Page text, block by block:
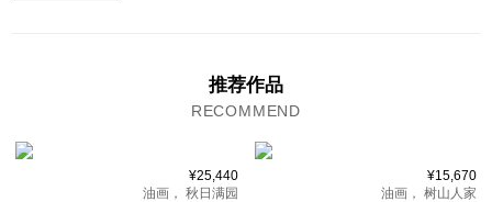
推荐作品
RECOMMEND
¥25,440
油画， 秋日满园
¥15,670
油画， 树山人家